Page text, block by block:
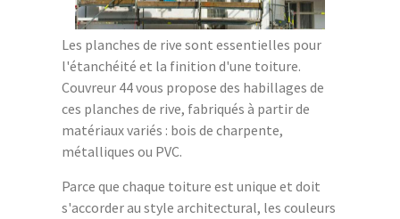
Les planches de rive sont essentielles pour
l'étanchéité et la finition d'une toiture.
Couvreur 44 vous propose des habillages de
ces planches de rive, fabriqués à partir de
matériaux variés : bois de charpente,
métalliques ou PVC.
Parce que chaque toiture est unique et doit
s'accorder au style architectural, les couleurs